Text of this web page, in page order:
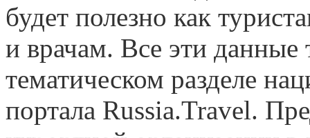
будет полезно как
и врачам. Все эти
тематическом разделе
портала Russia.Travel.